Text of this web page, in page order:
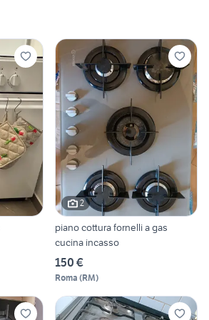
2
piano cottura fornelli a gas
cucina incasso
150 €
Roma (RM)